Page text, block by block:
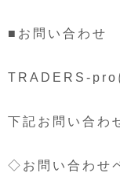
■お問い合わせ
TRADERS-pro
下記お問い合わ
◇お問い合わせ